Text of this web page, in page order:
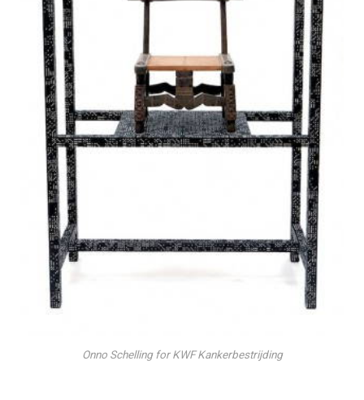
Onno Schelling for KWF Kankerbestrijding